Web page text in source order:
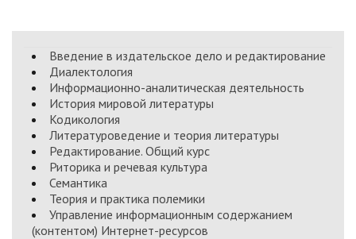
Введение в издательское дело и редактирование
Диалектология
Информационно-аналитическая деятельность
История мировой литературы
Кодикология
Литературоведение и теория литературы
Редактирование. Общий курс
Риторика и речевая культура
Семантика
Теория и практика полемики
Управление информационным содержанием
(контентом) Интернет-ресурсов